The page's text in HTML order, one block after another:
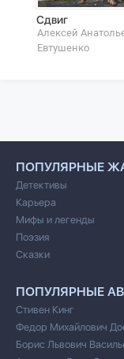
Сдвиг
Алексей
Евтушенко
ПОПУЛЯРНЫЕ
Детективы
Карьера
Мифы и легенды
Поэзия
Сказки
ПОПУЛЯРНЫЕ
Стивен Кинг
Федор Михайлович
Борис Львович